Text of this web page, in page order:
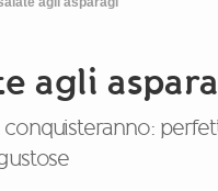
agli
conquisteranno: